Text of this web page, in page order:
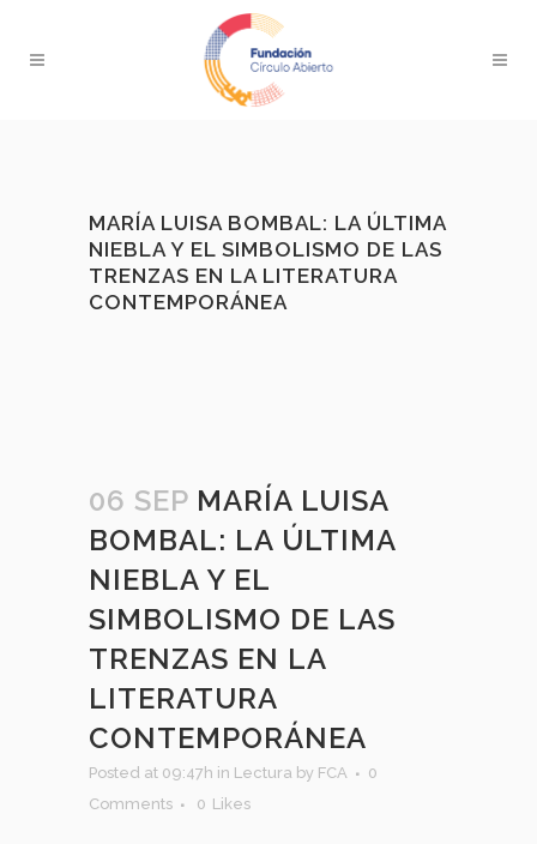
MARÍA LUISA BOMBAL: LA ÚLTIMA
NIEBLA Y EL SIMBOLISMO DE LAS
TRENZAS EN LA LITERATURA
CONTEMPORÁNEA
06 SEP MARÍA LUISA
BOMBAL: LA ÚLTIMA
NIEBLA Y EL
SIMBOLISMO DE LAS
TRENZAS EN LA
LITERATURA
CONTEMPORÁNEA
Posted at 09:47h in Lectura by FCA
0
Comments
0 Likes